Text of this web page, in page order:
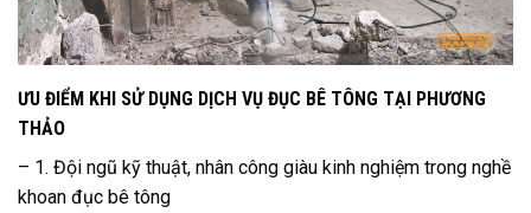
ƯU ĐIỂM KHI SỬ DỤNG DỊCH VỤ ĐỤC BÊ TÔNG TẠI PHƯƠNG
THẢO
– 1. Đội ngũ kỹ thuật, nhân công giàu kinh nghiệm trong nghề
khoan đục bê tông